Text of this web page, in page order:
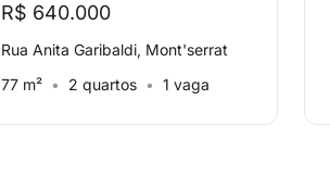
R$ 640.000
Rua Anita Garibaldi, Mont'serrat
77 m²
2 quartos 1 vaga